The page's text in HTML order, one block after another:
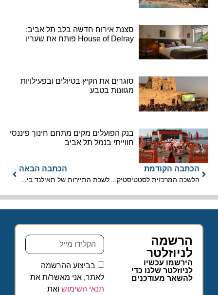
סצנת אירוח חדשה בלב תל אביב:
House of Delray פותח את שעריו
סוגרים את הקיץ בטיולים ובפעילויות
מגוונות בטבע
בנק הפועלים מקים מתחם חינוך פיננסי
חווייתי בנמל תל אביב
הכתבה הקודמת
הלשכה המרכזית לסטטיסטיקה: יציאות ישראלים לחו"ל בשנת 2022
הכתבה הבאה
לשכת התיירות של תאילנד בישראל: אין מגבלות על כניסת תיירים
הרשמה
לניוזלטר
הירשמו עכשיו
לניוזלטר שלנו כדי
להשאר מעודכנים
בביצוע ההרשמה
לאתר, אני מאשר/ת את
תנאי השימושואת